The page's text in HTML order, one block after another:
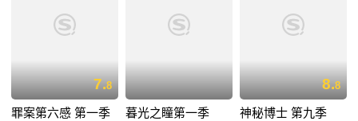
7.8
罪案第六感 第一季 暮光之瞳第一季
8.8
神秘博士 第九季